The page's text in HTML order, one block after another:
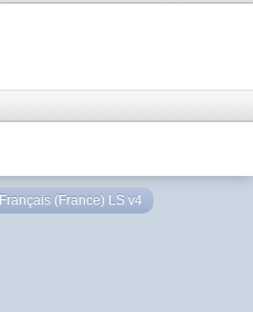
Français (France) LS v4